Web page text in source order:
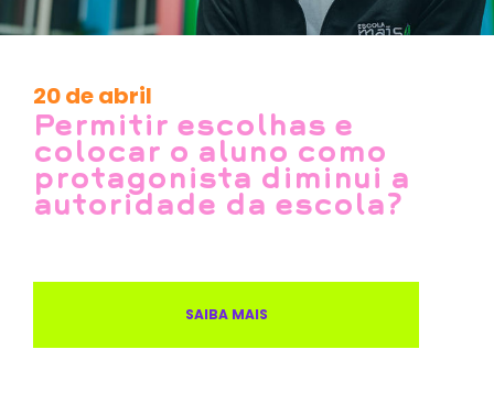
20 de abril
Permitir escolhas e
colocar o aluno como
protagonista diminui a
autoridade da escola?
SAIBA MAIS